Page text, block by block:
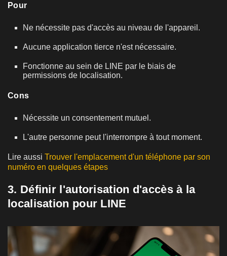
Pour
Ne nécessite pas d'accès au niveau de l'appareil.
Aucune application tierce n'est nécessaire.
Fonctionne au sein de LINE par le biais de
permissions de localisation.
Cons
Nécessite un consentement mutuel.
L'autre personne peut l'interrompre à tout moment.
Lire aussi Trouver l'emplacement d'un téléphone par son
numéro en quelques étapes
3. Définir l'autorisation d'accès à la
localisation pour LINE